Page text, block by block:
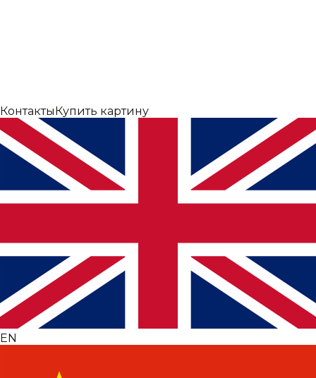
КонтактыКупить картину
EN